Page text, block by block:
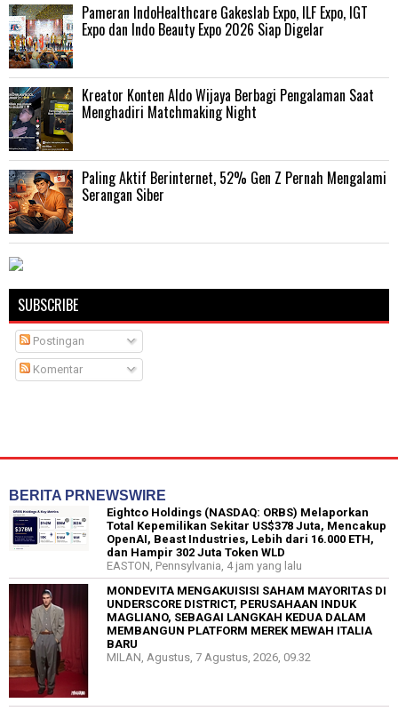
Pameran IndoHealthcare Gakeslab Expo, ILF Expo, IGT
Expo dan Indo Beauty Expo 2026 Siap Digelar
Kreator Konten Aldo Wijaya Berbagi Pengalaman Saat
Menghadiri Matchmaking Night
Paling Aktif Berinternet, 52% Gen Z Pernah Mengalami
Serangan Siber
SUBSCRIBE
Postingan
Komentar
BERITA PRNEWSWIRE
Eightco Holdings (NASDAQ: ORBS) Melaporkan
Total Kepemilikan Sekitar US$378 Juta, Mencakup
OpenAI, Beast Industries, Lebih dari 16.000 ETH,
dan Hampir 302 Juta Token WLD
EASTON, Pennsylvania, 4 jam yang lalu
MONDEVITA MENGAKUISISI SAHAM MAYORITAS DI
UNDERSCORE DISTRICT, PERUSAHAAN INDUK
MAGLIANO, SEBAGAI LANGKAH KEDUA DALAM
MEMBANGUN PLATFORM MEREK MEWAH ITALIA
BARU
MILAN, Agustus, 7 Agustus, 2026, 09.32